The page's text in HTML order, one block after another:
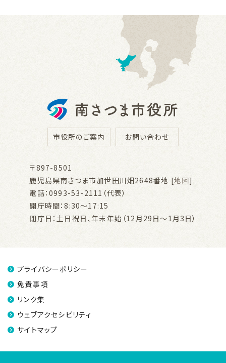
市役所のご案内 お問い合わせ
〒897-8501
鹿児島県南さつま市加世田川畑2648番地 [地図]
電話：0993-53-2111（代表）
開庁時間：8:30～17:15
閉庁日：土日祝日、年末年始（12月29日～1月3日）
プライバシーポリシー
免責事項
リンク集
ウェブアクセシビリティ
サイトマップ